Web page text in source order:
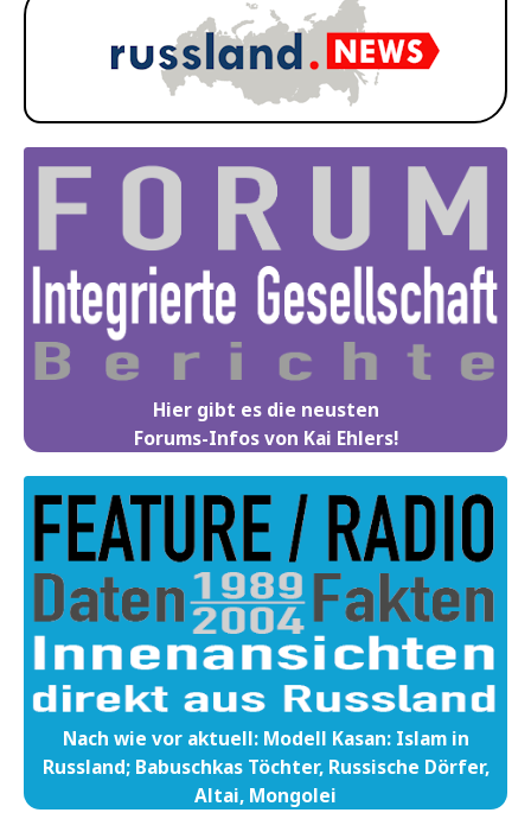
Hier gibt es die neusten
Forums-Infos von Kai Ehlers!
Nach wie vor aktuell: Modell Kasan: Islam in
Russland; Babuschkas Töchter, Russische Dörfer,
Altai, Mongolei